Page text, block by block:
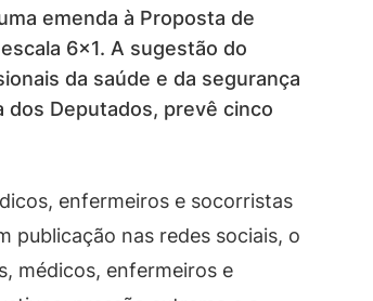
emenda à Proposta de
6×1. A sugestão do
da saúde e da segurança
dos Deputados, prevê cinco
enfermeiros e socorristas
publicação nas redes sociais, o
médicos, enfermeiros e